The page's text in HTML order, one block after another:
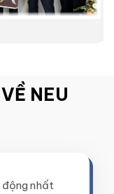
NEU
động nhất